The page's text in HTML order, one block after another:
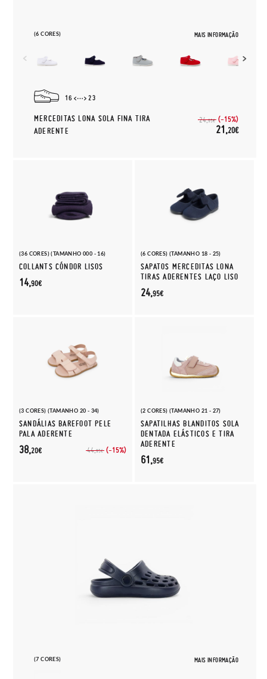
(6 CORES) MAIS INFORMAÇÃO
16 23
MERCEDITAS LONA SOLA FINA TIRA
ADERENTE
24,95€ (-15%)
21,20€
(36 CORES) (TAMANHO 000 - 16)
COLLANTS CÓNDOR LISOS
14,90€
(6 CORES) (TAMANHO 18 - 25)
SAPATOS MERCEDITAS LONA
TIRAS ADERENTES LAÇO LISO
24,95€
(3 CORES) (TAMANHO 20 - 34)
SANDÁLIAS BAREFOOT PELE
PALA ADERENTE
44,95€ (-15%)
38,20€
(2 CORES) (TAMANHO 21 - 27)
SAPATILHAS BLANDITOS SOLA
DENTADA ELÁSTICOS E TIRA
ADERENTE
61,95€
(7 CORES) MAIS INFORMAÇÃO